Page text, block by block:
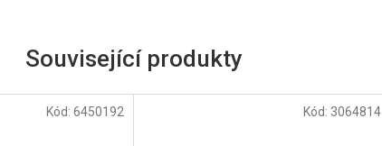
Související produkty
Kód: 6450192 Kód: 3064814